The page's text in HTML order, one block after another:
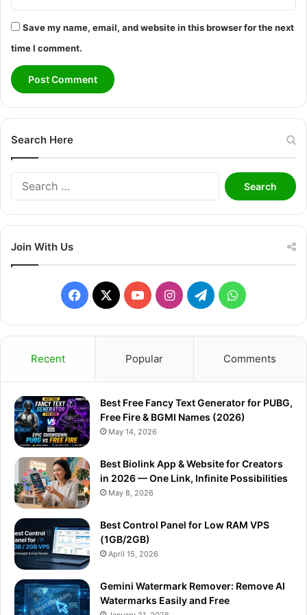
Save my name, email, and website in this browser for the next
time I comment.
Search Here
Search
for:
Join With Us
Facebook
X YouTubeInstagram
TelegramWhatsApp
Recent Popular Comments
Best Free Fancy Text Generator for PUBG,
Free Fire & BGMI Names (2026)
May 14, 2026
Best Biolink App & Website for Creators
in 2026 — One Link, Infinite Possibilities
May 8, 2026
Best Control Panel for Low RAM VPS
(1GB/2GB)
April 15, 2026
Gemini Watermark Remover: Remove AI
Watermarks Easily and Free